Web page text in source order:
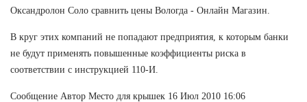
Оксандролон Соло сравнить цены Вологда - Онлайн Магазин.
В круг этих компаний не попадают предприятия, к которым банки
не будут применять повышенные коэффициенты риска в
соответствии с инструкцией 110-И.
Сообщение Автор Место для крышек 16 Июл 2010 16:06